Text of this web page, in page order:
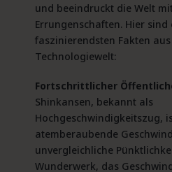
und beeindruckt die Welt
Errungenschaften. Hier sind
faszinierendsten Fakten aus
Technologiewelt:
Fortschrittlicher
Shinkansen, bekannt als
Hochgeschwindigkeitszug,
atemberaubende
unvergleichliche
Wunderwerk, das